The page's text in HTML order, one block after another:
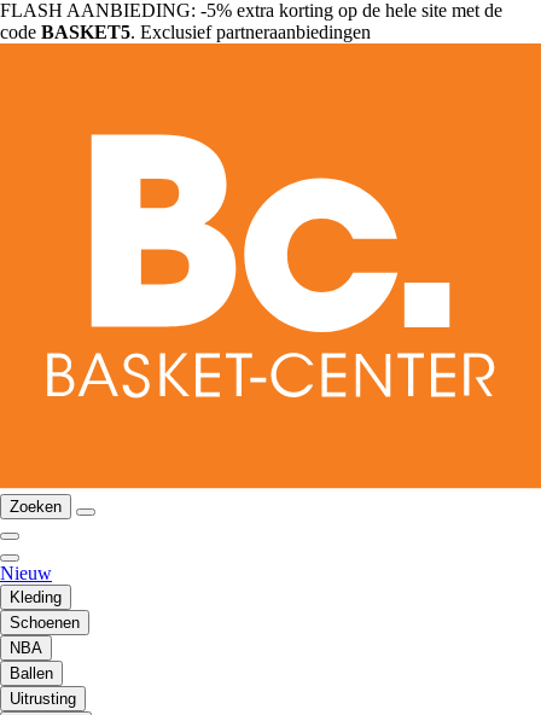
FLASH AANBIEDING: -5% extra korting op de hele site met de
code BASKET5. Exclusief partneraanbiedingen
Zoeken
Nieuw
Kleding
Schoenen
NBA
Ballen
Uitrusting